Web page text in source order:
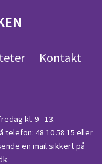
Kontakt
kl. 9 - 13.
telefon: 48 10 58 15 eller
en mail sikkert på